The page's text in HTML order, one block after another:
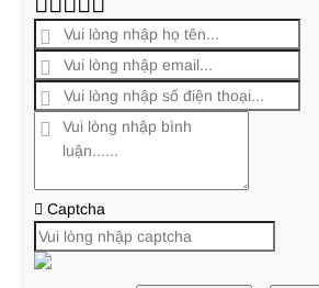
Captcha